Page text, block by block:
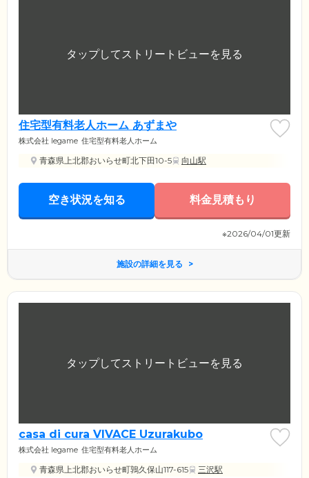
住宅型有料老人ホーム あずまや
株式会社 legame 住宅型有料老人ホーム
青森県上北郡おいらせ町北下田10-5 向山駅
空き状況を知る 料金見積もり
※2026/04/01更新
施設の詳細を見る
casa di cura VIVACE Uzurakubo
株式会社 legame 住宅型有料老人ホーム
青森県上北郡おいらせ町鶉久保山117-615 三沢駅